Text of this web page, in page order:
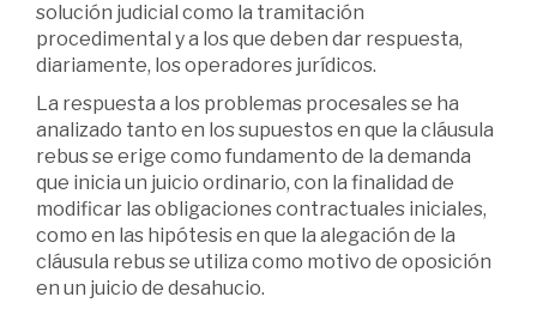
solución judicial como la tramitación
procedimental y a los que deben dar respuesta,
diariamente, los operadores jurídicos.
La respuesta a los problemas procesales se ha
analizado tanto en los supuestos en que la cláusula
rebus se erige como fundamento de la demanda
que inicia un juicio ordinario, con la finalidad de
modificar las obligaciones contractuales iniciales,
como en las hipótesis en que la alegación de la
cláusula rebus se utiliza como motivo de oposición
en un juicio de desahucio.